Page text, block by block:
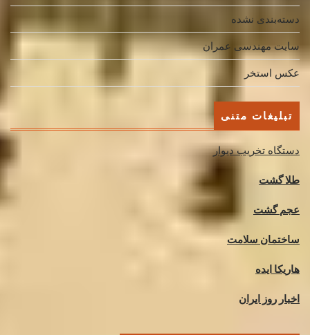
دسته‌بندی نشده
سایت مهندسی عمران
عکس استخر
تبلیغات متنی
دستگاه تخریب دیوار
طلا گشت
عجم گشت
ساختمان سلامت
هاریکا ایده
اخبار روز ایران